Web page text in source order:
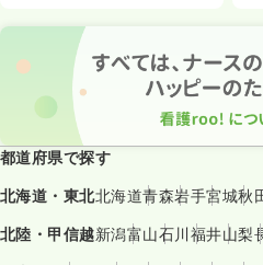
都道府県で探す
北海道・東北北海道青森岩手宮城秋
北陸・甲信越新潟富山石川福井山梨